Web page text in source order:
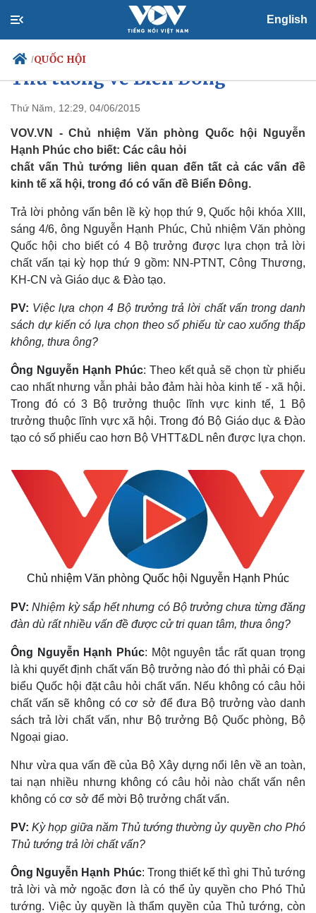
English
/QUỐC HỘI
Chính trị
Đảng
Tổ chức nhân sự
Quốc hội
Xã hội
Tin 24h
Dự báo thời tiết
Giáo dục
Việc làm
Biển đảo
Thế giới
Quan sát
Hồ sơ
Multimedia
Video
E-Magazine
Infographic
Đại biểu Quốc hội sẽ chất vấn
Thủ tướng về Biển Đông
Thứ Năm, 12:29, 04/06/2015
VOV.VN - Chủ nhiệm Văn phòng Quốc hội Nguyễn
Hạnh Phúc cho biết: Các câu hỏi
chất vấn Thủ tướng liên quan đến tất cả các vấn đề
kinh tế xã hội, trong đó có vấn đề Biển Đông.
Trả lời phỏng vấn bên lề kỳ họp thứ 9, Quốc hội khóa XIII,
sáng 4/6, ông Nguyễn Hạnh Phúc, Chủ nhiệm Văn phòng
Quốc hội cho biết có 4 Bộ trưởng được lựa chọn trả lời
chất vấn tại kỳ họp thứ 9 gồm: NN-PTNT, Công Thương,
KH-CN và Giáo dục & Đào tạo.
PV: Việc lựa chọn 4 Bộ trưởng trả lời chất vấn trong danh
sách dự kiến có lựa chọn theo số phiếu từ cao xuống thấp
không, thưa ông?
Ông Nguyễn Hạnh Phúc: Theo kết quả sẽ chọn từ phiếu
cao nhất nhưng vẫn phải bảo đảm hài hòa kinh tế - xã hội.
Trong đó có 3 Bộ trưởng thuộc lĩnh vực kinh tế, 1 Bộ
trưởng thuộc lĩnh vực xã hội. Trong đó Bộ Giáo dục & Đào
tạo có số phiếu cao hơn Bộ VHTT&DL nên được lựa chọn.
Chủ nhiệm Văn phòng Quốc hội Nguyễn Hạnh Phúc
PV: Nhiệm kỳsắp hết nhưng có Bộ trưởng chưa từngđăng
đàn dù rất nhiều vấn đề được cử tri quan tâm, thưa ông?
Ông Nguyễn Hạnh Phúc: Một nguyên tắc rất quan trọng
là khi quyết định chất vấn Bộ trưởng nào đó thìphải cóĐại
biểu Quốc hội đặt câu hỏi chất vấn. Nếu không có câu hỏi
chất vấn sẽ không có cơ sở để đưa Bộ trưởng vào danh
sách trả lời chất vấn, như Bộ trưởng Bộ Quốc phòng, Bộ
Ngoại giao.
Như vừa qua vấn đề của Bộ Xây dựng nổi lên về an toàn,
tai nạn nhiều nhưng không có câu hỏi nào chất vấn nên
không có cơ sở để mời Bộ trưởng chất vấn.
PV: Kỳ họp giữa năm Thủ tướng thường ủy quyền cho Phó
Thủ tướng trả lời chất vấn?
Ông Nguyễn Hạnh Phúc: Trong thiết kế thì ghi Thủ tướng
trả lời và mở ngoặc đơn là có thể ủy quyền cho Phó Thủ
tướng. Việc ủy quyền là thẩm quyền của Thủ tướng, còn